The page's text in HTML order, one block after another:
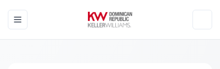
Toggle navigation menu